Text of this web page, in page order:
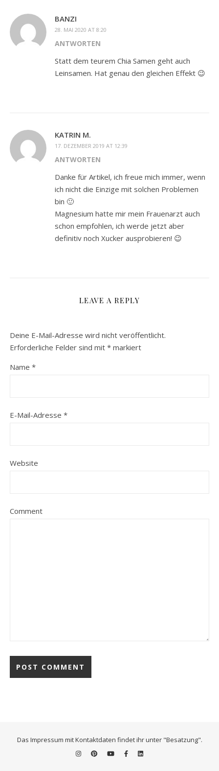
BANZI
28. MAI 2020 AT 8:20
ANTWORTEN
Statt dem teurem Chia Samen geht auch
Leinsamen. Hat genau den gleichen Effekt 😉
KATRIN M.
17. DEZEMBER 2019 AT 12:39
ANTWORTEN
Danke für Artikel, ich freue mich immer, wenn
ich nicht die Einzige mit solchen Problemen
bin 🙂
Magnesium hatte mir mein Frauenarzt auch
schon empfohlen, ich werde jetzt aber
definitiv noch Xucker ausprobieren! 😉
LEAVE A REPLY
Deine E-Mail-Adresse wird nicht veröffentlicht.
Erforderliche Felder sind mit * markiert
Name *
E-Mail-Adresse *
Website
Comment
Das Impressum mit Kontaktdaten findet ihr unter "Besatzung".